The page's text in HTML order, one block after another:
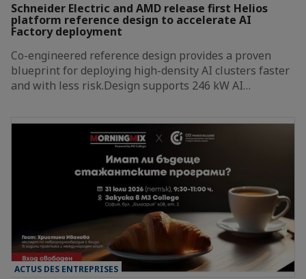
Schneider Electric and AMD release first Helios
platform reference design to accelerate AI
Factory deployment
Co-engineered reference design provides a proven
blueprint for deploying high-density AI clusters faster
and with less risk.Design supports 246 kW AI…
ACTUS DES ENTREPRISES